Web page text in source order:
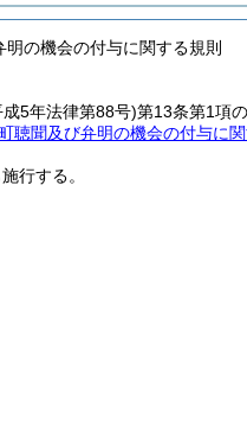
の機会の付与に関する規則
成5年法律第88号)第13条第1項
聴聞及び弁明の機会の付与に関
行する。